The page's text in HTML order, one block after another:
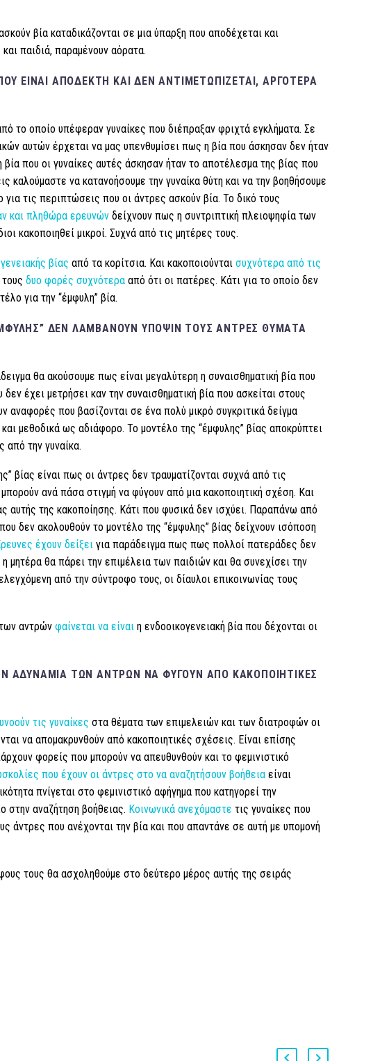
βία καταδικάζονται σε μια ύπαρξη που αποδέχεται και
παιδιά, παραμένουν αόρατα.
ΕΊΝΑΙ ΑΠΟΔΕΚΤΉ ΚΑΙ ΔΕΝ ΑΝΤΙΜΕΤΩΠΊΖΕΤΑΙ, ΑΡΓΌΤΕΡΑ
το οποίο υπέφεραν γυναίκες που διέπραξαν φριχτά εγκλήματα. Σε
αυτών έρχεται να μας υπενθυμίσει πως η βία που άσκησαν δεν ήταν
που οι γυναίκες αυτές άσκησαν ήταν το αποτέλεσμα της βίας που
καλούμαστε να κατανοήσουμε την γυναίκα θύτη και να την βοηθήσουμε
τις περιπτώσεις που οι άντρες ασκούν βία. Το δικό τους
και πληθώρα ερευνών δείχνουν πως η συντριπτική πλειοψηφία των
κακοποιηθεί μικροί. Συχνά από τις μητέρες τους.
βίας από τα κορίτσια. Και κακοποιούνται συχνότερα από τις
δυο φορές συχνότερα από ότι οι πατέρες. Κάτι για το οποίο δεν
για την “έμφυλη” βία.
ΔΕΝ ΛΑΜΒΆΝΟΥΝ ΥΠΌΨΙΝ ΤΟΥΣ ΆΝΤΡΕΣ ΘΎΜΑΤΑ
θα ακούσουμε πως είναι μεγαλύτερη η συναισθηματική βία που
έχει μετρήσει καν την συναισθηματική βία που ασκείται στους
που βασίζονται σε ένα πολύ μικρό συγκριτικά δείγμα
μεθοδικά ως αδιάφορο. Το μοντέλο της “έμφυλης” βίας αποκρύπτει
από την γυναίκα.
βίας είναι πως οι άντρες δεν τραυματίζονται συχνά από τις
ανά πάσα στιγμή να φύγουν από μια κακοποιητική σχέση. Και
αυτής της κακοποίησης. Κάτι που φυσικά δεν ισχύει. Παραπάνω από
δεν ακολουθούν το μοντέλο της “έμφυλης” βίας δείχνουν ισόποση
έχουν δείξει για παράδειγμα πως πως πολλοί πατεράδες δεν
θα πάρει την επιμέλεια των παιδιών και θα συνεχίσει την
από την σύντροφο τους, οι δίαυλοι επικοινωνίας τους
αντρών φαίνεται να είναι η ενδοοικογενειακή βία που δέχονται οι
ΑΔΥΝΑΜΊΑ ΤΩΝ ΑΝΤΡΏΝ ΝΑ ΦΎΓΟΥΝ ΑΠΌ ΚΑΚΟΠΟΙΗΤΙΚΈΣ
τις γυναίκες στα θέματα των επιμελειών και των διατροφών οι
να απομακρυνθούν από κακοποιητικές σχέσεις. Είναι επίσης
φορείς που μπορούν να απευθυνθούν και το φεμινιστικό
που έχουν οι άντρες στο να αναζητήσουν βοήθεια είναι
πνίγεται στο φεμινιστικό αφήγημα που κατηγορεί την
στην αναζήτηση βοήθειας. Κοινωνικά ανεχόμαστε τις γυναίκες που
άντρες που ανέχονται την βία και που απαντάνε σε αυτή με υπομονή
τους θα ασχοληθούμε στο δεύτερο μέρος αυτής της σειράς